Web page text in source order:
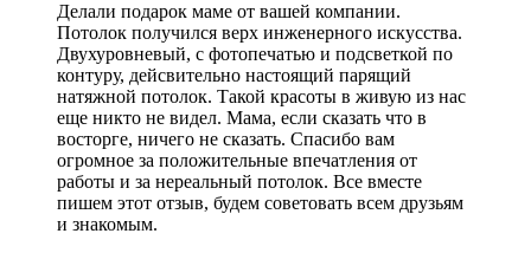
Делали подарок маме от вашей компании.
Потолок получился верх инженерного искусства.
Двухуровневый, с фотопечатью и подсветкой по
контуру, дейсвительно настоящий парящий
натяжной потолок. Такой красоты в живую из нас
еще никто не видел. Мама, если сказать что в
восторге, ничего не сказать. Спасибо вам
огромное за положительные впечатления от
работы и за нереальный потолок. Все вместе
пишем этот отзыв, будем советовать всем друзьям
и знакомым.